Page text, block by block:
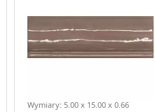
Wymiary: 5.00 x 15.00 x 0.66